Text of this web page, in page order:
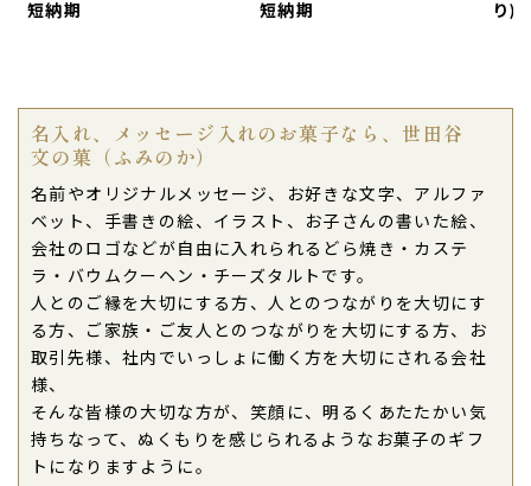
短納期
短納期
り)
名入れ、メッセージ入れのお菓子なら、世田谷
文の菓（ふみのか）
名前やオリジナルメッセージ、お好きな文字、アルファ
ベット、手書きの絵、イラスト、お子さんの書いた絵、
会社のロゴなどが自由に入れられるどら焼き・カステ
ラ・バウムクーヘン・チーズタルトです。
人とのご縁を大切にする方、人とのつながりを大切にす
る方、ご家族・ご友人とのつながりを大切にする方、お
取引先様、社内でいっしょに働く方を大切にされる会社
様、
そんな皆様の大切な方が、笑顔に、明るくあたたかい気
持ちなって、ぬくもりを感じられるようなお菓子のギフ
トになりますように。